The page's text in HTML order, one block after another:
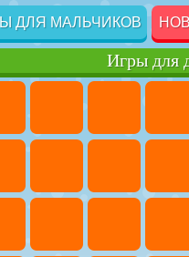
ДЛЯ МАЛЬЧИКОВ
Игры для